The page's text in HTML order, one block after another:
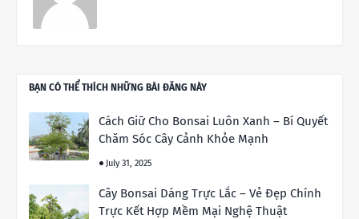
BẠN CÓ THỂ THÍCH NHỮNG BÀI ĐĂNG NÀY
Cách Giữ Cho Bonsai Luôn Xanh – Bí Quyết
Chăm Sóc Cây Cảnh Khỏe Mạnh
July 31, 2025
Cây Bonsai Dáng Trực Lắc – Vẻ Đẹp Chính
Trực Kết Hợp Mềm Mại Nghệ Thuật